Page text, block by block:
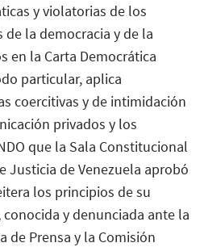
y violatorias de los
la democracia y de la
en la Carta Democrática
particular, aplica
coercitivas y de intimidación
privados y los
que la Sala Constitucional
Justicia de Venezuela aprobó
los principios de su
y denunciada ante la
de Prensa y la Comisión